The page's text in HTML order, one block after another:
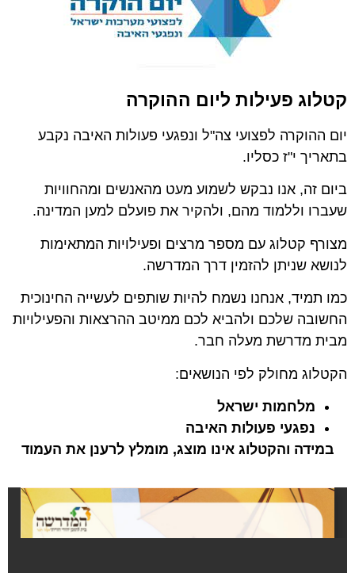
קטלוג פעילות ליום ההוקרה
יום ההוקרה לפצועי צה"ל ונפגעי פעולות האיבה נקבע
בתאריך י"ז כסליו.
ביום זה, אנו נבקש לשמוע מעט מהאנשים ומהחוויות
שעברו וללמוד מהם, ולהקיר את פועלם למען המדינה.
מצורף קטלוג עם מספר מרצים ופעילויות המתאימות
לנושא שניתן להזמין דרך המדרשה.
כמו תמיד, אנחנו נשמח להיות שותפים לעשייה החינוכית
החשובה שלכם ולהביא לכם ממיטב ההרצאות והפעילויות
מבית מדרשת מעלה חבר.
הקטלוג מחולק לפי הנושאים:
מלחמות ישראל
נפגעי פעולות האיבה
במידה והקטלוג אינו מוצג, מומלץ לרענן את העמוד